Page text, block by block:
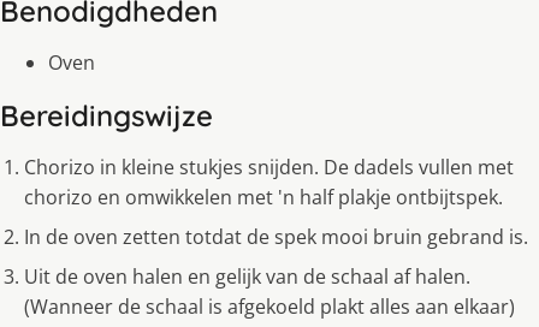
Benodigdheden
Oven
Bereidingswijze
Chorizo in kleine stukjes snijden. De dadels vullen met
chorizo en omwikkelen met 'n half plakje ontbijtspek.
In de oven zetten totdat de spek mooi bruin gebrand is.
Uit de oven halen en gelijk van de schaal af halen.
(Wanneer de schaal is afgekoeld plakt alles aan elkaar)